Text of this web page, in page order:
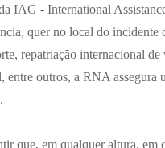
IAG - International
quer no local do incidente
repatriação internacional de
entre outros, a RNA assegura
que, em qualquer altura, em